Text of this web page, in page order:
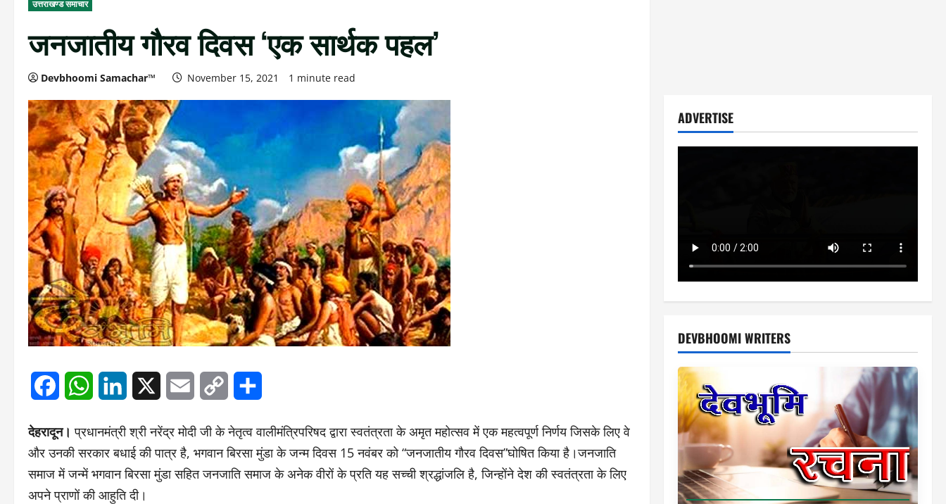
उत्तराखण्ड समाचार
जनजातीय गौरव दिवस ‘एक सार्थक पहल’
Devbhoomi Samachar™ November 15, 2021 1 minute read
FacebookWhatsAppLinkedIn Email
Copy
देहरादून। प्रधानमंत्री श्री नरेंद्र मोदी जी के नेतृत्व वालीमंत्रिपरिषद द्वारा स्वतंत्रता के अमृत महोत्सव में एक महत्वपूर्ण निर्णय जिसके लिए वे
और उनकी सरकार बधाई की पात्र है, भगवान बिरसा मुंडा के जन्म दिवस 15 नवंबर को “जनजातीय गौरव दिवस”घोषित किया है।जनजाति
समाज में जन्में भगवान बिरसा मुंडा सहित जनजाति समाज के अनेक वीरों के प्रति यह सच्ची श्रद्धांजलि है, जिन्होंने देश की स्वतंत्रता के लिए
अपने प्राणों की आहुति दी।
ADVERTISE
DEVBHOOMI WRITERS